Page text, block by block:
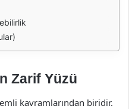
Zarif Yüzü
kavramlarından biridir.